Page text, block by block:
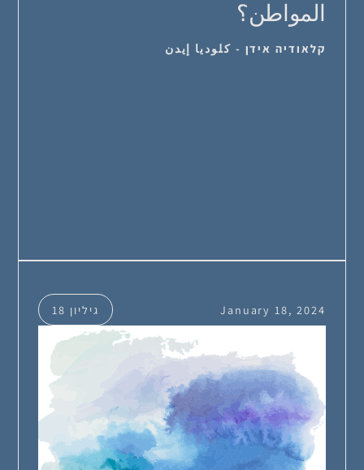
المواطن؟
קלאודיה אידן - كلوديا إيدن
January 18, 2024 גיליון 18